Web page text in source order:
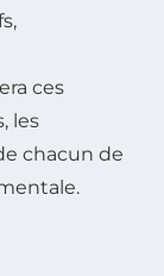
ces
les
chacun de